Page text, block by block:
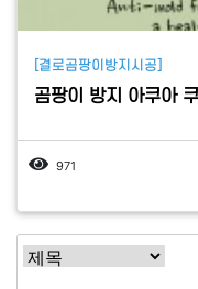
[결로곰팡이방지시공]
곰팡이 방지 아쿠아
971